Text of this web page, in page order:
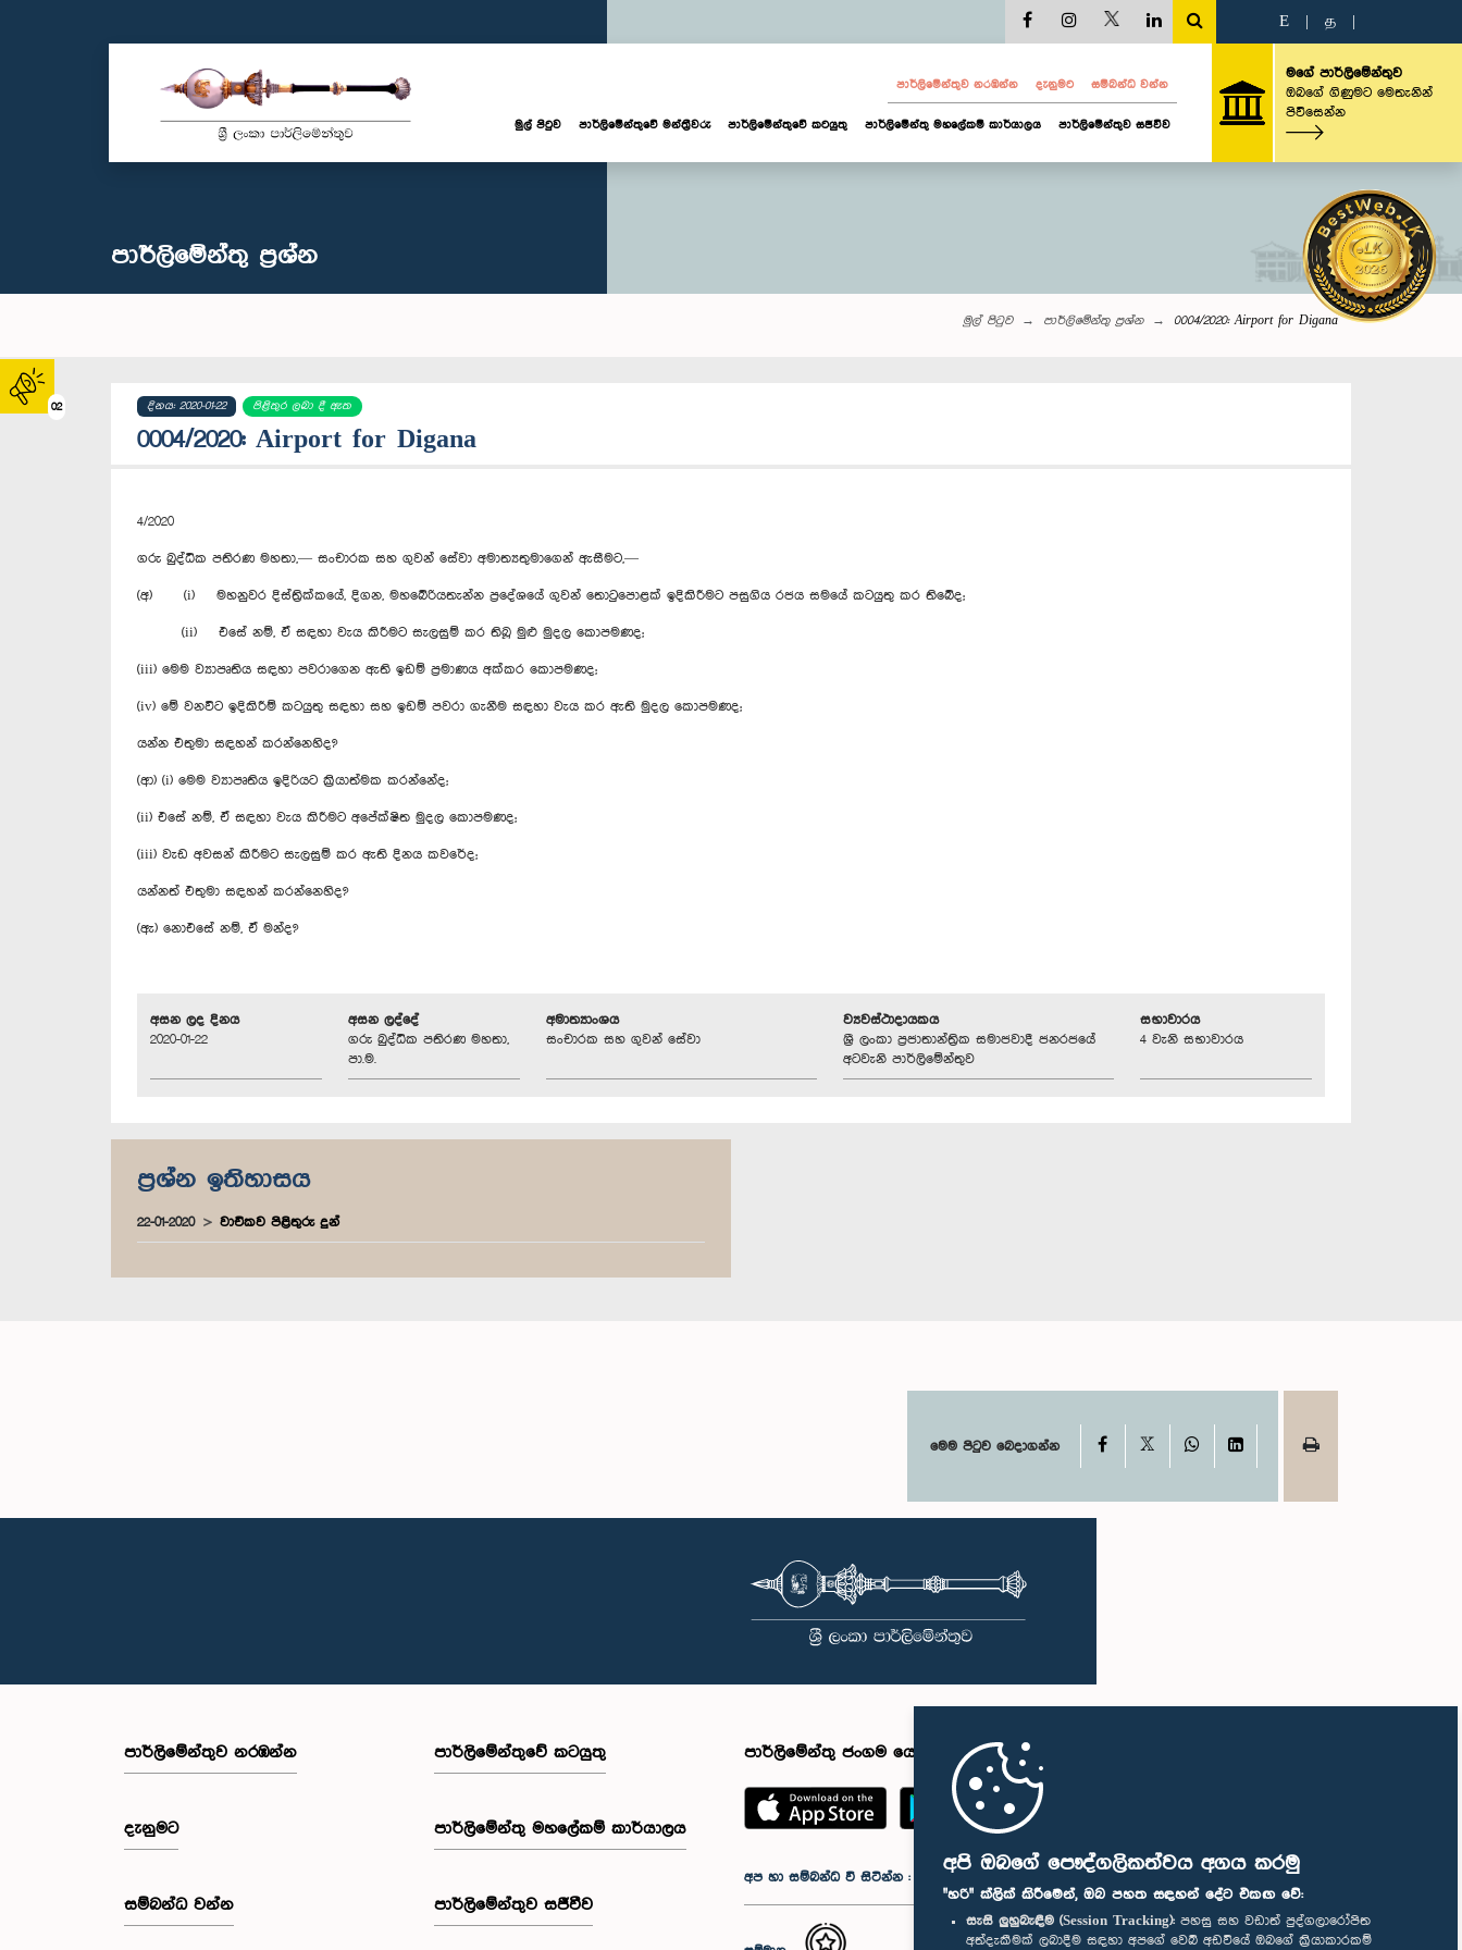
අපි ඔබගේ පෞද්ගලිකත්වය අගය කරමු
"හරි" ක්ලික් කිරීමෙන්, ඔබ පහත සඳහන් දේට එකඟ වේ:
සැසි ලුහුබැඳීම (Session Tracking): පහසු සහ වඩාත් පුද්ගලාරෝපිත
අත්දැකීමක් ලබාදීම සඳහා අපගේ වෙබ් අඩවියේ ඔබගේ ක්‍රියාකාරකම්
02
E த
පාර්ලි‌මේන්තුව නරඹන්න දැනුමට සම්බන්ධ වන්න
මුල් පිටුව පාර්ලි‌මේන්තුවේ මන්ත්‍රීවරු පාර්ලිමේන්තුවේ කටයුතු පාර්ලිමේන්තු මහලේකම් කාර්යාලය පාර්ලිමේන්තුව සජීවීව
මගේ පාර්ලිමේන්තුව
ඔබගේ ගිණුමට මෙතැනින්
පිවිසෙන්න
පාර්ලි‌මේන්තු‌ ප්‍රශ්න
මුල් පිටුව පාර්ලි‌මේන්තු‌ ප්‍රශ්න 0004/2020: Airport for Digana
දිනය: 2020-01-22 පිළිතුර ලබා දී ඇත
0004/2020: Airport for Digana
4/2020
ගරු බුද්ධික පතිරණ මහතා,— සංචාරක සහ ගුවන් සේවා අමාත්‍යතුමාගෙන් ඇසීමට,—
(අ) (i) මහනුවර දිස්ත්‍රික්කයේ, දිගන, මහබේරියතැන්න ප්‍රදේශයේ ගුවන් තොටුපොළක් ඉදිකිරීමට පසුගිය රජය සමයේ කටයුතු කර තිබේද;
(ii) එසේ නම්, ඒ සඳහා වැය කිරීමට සැලසුම් කර තිබූ මුළු මුදල කොපමණද;
(iii) මෙම ව්‍යාපෘතිය සඳහා පවරාගෙන ඇති ඉඩම් ප්‍රමාණය අක්කර කොපමණද;
(iv) මේ වනවිට ඉදිකිරීම් කටයුතු සඳහා සහ ඉඩම් පවරා ගැනීම සඳහා වැය කර ඇති මුදල කොපමණද;
යන්න එතුමා සඳහන් කරන්නෙහිද?
(ආ) (i) මෙම ව්‍යාපෘතිය ඉදිරියට ක්‍රියාත්මක කරන්නේද;
(ii) එසේ නම්, ඒ සඳහා වැය කිරීමට අපේක්ෂිත මුදල කොපමණද;
(iii) වැඩ අවසන් කිරීමට සැලසුම් කර ඇති දිනය කවරේද;
යන්නත් එතුමා සඳහන් කරන්නෙහිද?
(ඇ) නොඑසේ නම්, ඒ මන්ද?
අසන ලද දිනය
2020-01-22
අසන ලද්දේ
ගරු බුද්ධික පතිරණ මහතා,
පා.ම.
අමාත්‍යාංශය
සංචාරක සහ ගුවන් සේවා
ව්‍යවස්ථාදායකය
ශ්‍රී ලංකා ප්‍රජාතාන්ත්‍රික සමාජවාදී ජනරජයේ
අටවැනි පාර්ලිමේන්තුව
සභාවාරය
4 වැනි සභාවාරය
ප්‍රශ්න ඉතිහාසය
22-01-2020 වාචිකව පිළිතුරු දුන්
මෙම පිටුව බෙදාගන්න Facebook WhatsAppLinkedIn
පාර්ලි‌මේන්තුව නරඹන්න
දැනුමට
සම්බන්ධ වන්න
පාර්ලිමේන්තුවේ කටයුතු
පාර්ලිමේන්තු මහලේකම් කාර්යාලය
පාර්ලිමේන්තුව සජීවීව
පාර්ලිමේන්තු ජංගම යෙදුම
අප හා සම්බන්ධ වී සිටින්න :